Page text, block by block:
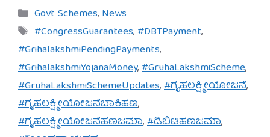
Categories
Govt Schemes,News
Tags
#CongressGuarantees,#DBTPayment,
#GrihalakshmiPendingPayments,
#GrihalakshmiYojanaMoney,#GruhaLakshmiScheme,
#GruhaLakshmiSchemeUpdates,#ಗೃಹಲಕ್ಷ್ಮೀಯೋಜನೆ,
#ಗೃಹಲಕ್ಷ್ಮೀಯೋಜನೆಬಾಕಿಹಣ,
#ಗೃಹಲಕ್ಷ್ಮೀಯೋಜನೆಹಣಜಮಾ,#ಡಿಬಿಟಿಹಣಜಮಾ,